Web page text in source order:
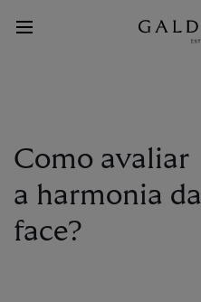
para
Como avaliar
a harmonia da
face?